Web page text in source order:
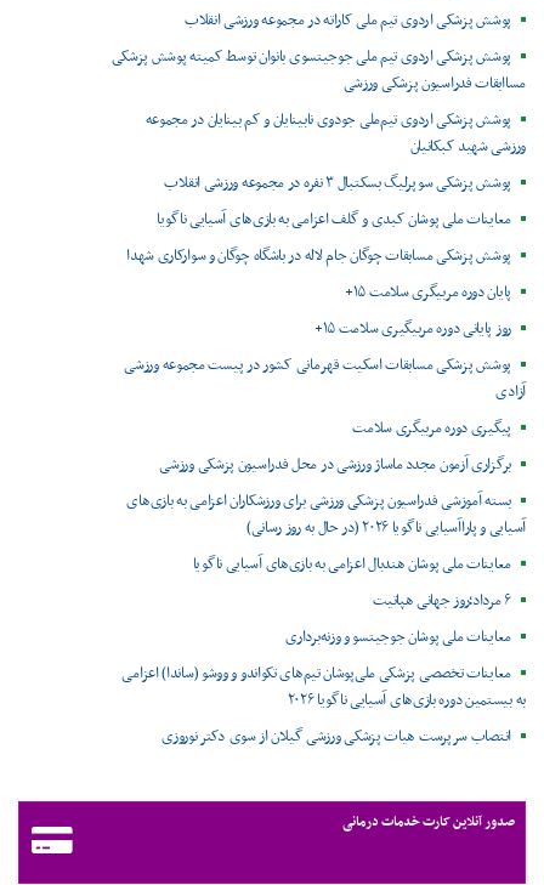
پوشش پزشکی اردوی تیم ملی کاراته در مجموعه ورزشی انقلاب
پوشش پزشکی اردوی تیم ملی جوجیتسوی بانوان توسط کمیته پوشش پزشکی
مساابقات فدراسیون پزشکی ورزشی
پوشش پزشکی اردوی تیم‌ملی جودوی نابینایان و کم بینایان در مجموعه
ورزشی شهید کبکانیان
پوشش پزشکی سوپرلیگ بسکتبال ۳ نفره در مجموعه ورزشی انقلاب
معاینات ملی پوشان کبدی و گلف اعزامی به بازی‌های آسیایی ناگویا
پوشش پزشکی مسابقات چوگان جام لاله در باشگاه چوگان و سوارکاری شهدا
پایان دوره مربیگری سلامت ۱۵+
روز پایانی دوره مربیگیری سلامت ۱۵+
پوشش پزشکی مسابقات اسکیت قهرمانی کشور در پیست مجموعه ورزشی
آزادی
پیگیری دوره مربیگری سلامت
برگزاری آزمون مجدد ماساژ ورزشی در محل فدراسیون پزشکی ورزشی
بسته آموزشی فدراسیون پزشکی ورزشی برای ورزشکاران اعزامی به بازی‌های
آسیایی و پاراآسیایی ناگویا ۲۰۲۶ (در حال به روز رسانی)
معاینات ملی پوشان هندبال اعزامی به بازی‌های آسیایی ناگویا
۶ مرداد؛روز جهانی هپاتیت
معاینات ملی پوشان جوجیتسو و وزنه‌برداری
معاینات تخصصی پزشکی ملی‌پوشان تیم‌های تکواندو و ووشو (ساندا) اعزامی
به بیستمین دوره بازی‌های آسیایی ناگویا ۲۰۲۶
انتصاب سرپرست هیات پزشکی ورزشی گیلان از سوی دکتر نوروزی
صدور آنلاین کارت خدمات درمانی